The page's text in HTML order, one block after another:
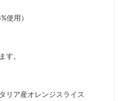
使用）
す。
リア産オレンジスライス